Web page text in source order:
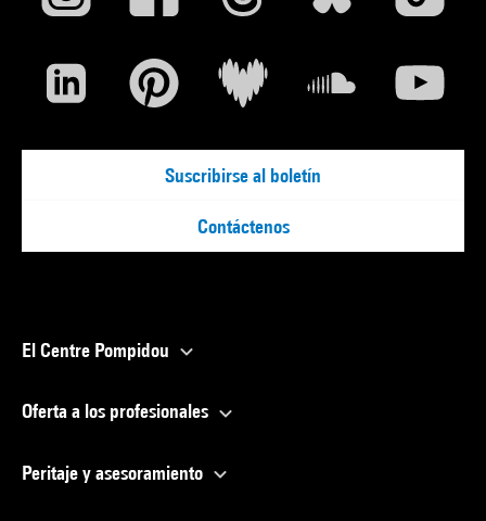
Suscribirse al boletín
Contáctenos
El Centre Pompidou
Oferta a los profesionales
Peritaje y asesoramiento